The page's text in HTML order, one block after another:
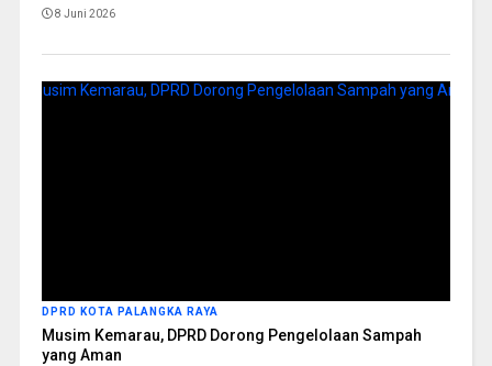
8 Juni 2026
DPRD KOTA PALANGKA RAYA
Musim Kemarau, DPRD Dorong Pengelolaan Sampah
yang Aman